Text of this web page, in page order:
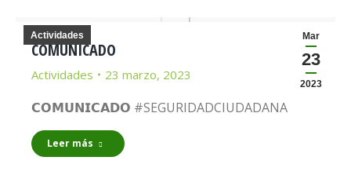
Mar
23
2023
Actividades
COMUNICADO
Actividades 23 marzo, 2023
𝗖𝗢𝗠𝗨𝗡𝗜𝗖𝗔𝗗𝗢 #SEGURIDADCIUDADANA
Leer más